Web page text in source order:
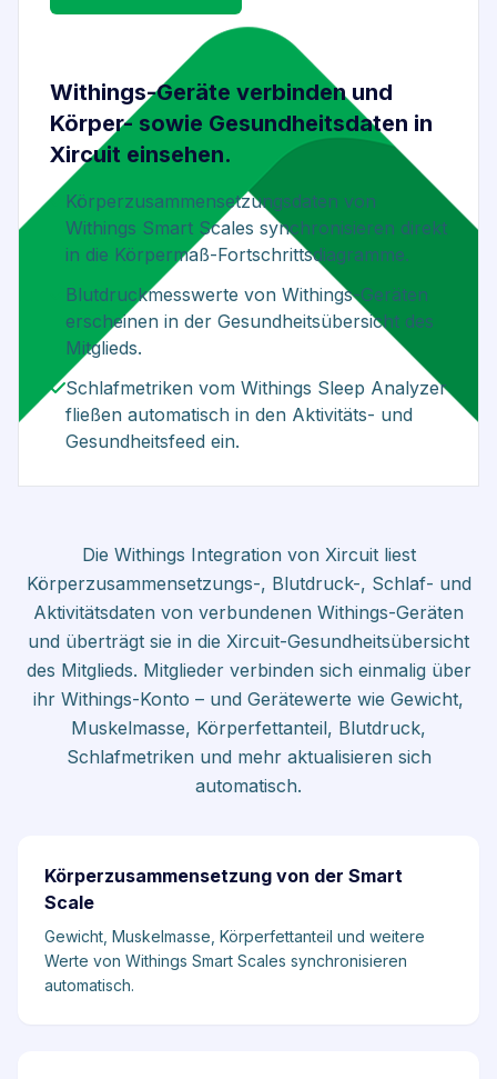
Withings-Geräte verbinden und
Körper- sowie Gesundheitsdaten in
Xircuit einsehen.
Körperzusammensetzungsdaten von
Withings Smart Scales synchronisieren direkt
in die Körpermaß-Fortschrittsdiagramme.
Blutdruckmesswerte von Withings-Geräten
erscheinen in der Gesundheitsübersicht des
Mitglieds.
Schlafmetriken vom Withings Sleep Analyzer
fließen automatisch in den Aktivitäts- und
Gesundheitsfeed ein.
Die Withings Integration von Xircuit liest
Körperzusammensetzungs-, Blutdruck-, Schlaf- und
Aktivitätsdaten von verbundenen Withings-Geräten
und überträgt sie in die Xircuit-Gesundheitsübersicht
des Mitglieds. Mitglieder verbinden sich einmalig über
ihr Withings-Konto – und Gerätewerte wie Gewicht,
Muskelmasse, Körperfettanteil, Blutdruck,
Schlafmetriken und mehr aktualisieren sich
automatisch.
Körperzusammensetzung von der Smart
Scale
Gewicht, Muskelmasse, Körperfettanteil und weitere
Werte von Withings Smart Scales synchronisieren
automatisch.